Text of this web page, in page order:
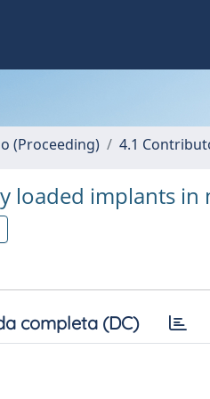
(Proceeding) 4.1
loaded implants in
completa (DC)